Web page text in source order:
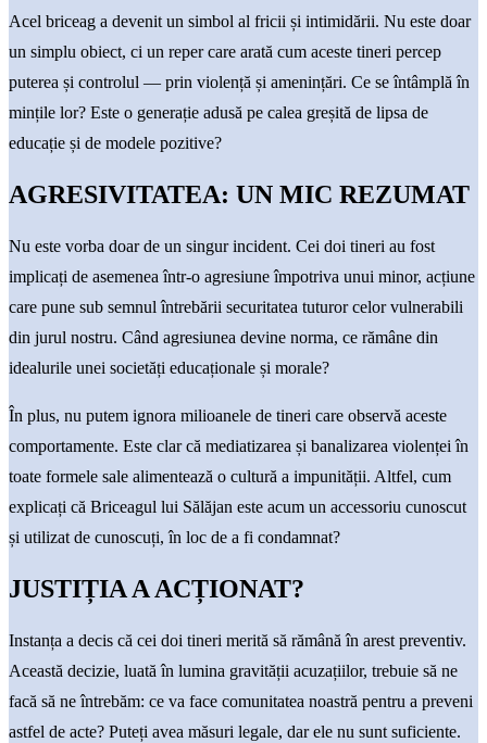
Acel briceag a devenit un simbol al fricii și intimidării. Nu este doar
un simplu obiect, ci un reper care arată cum aceste tineri percep
puterea și controlul — prin violență și amenințări. Ce se întâmplă în
mințile lor? Este o generație adusă pe calea greșită de lipsa de
educație și de modele pozitive?
AGRESIVITATEA: UN MIC REZUMAT
Nu este vorba doar de un singur incident. Cei doi tineri au fost
implicați de asemenea într-o agresiune împotriva unui minor, acțiune
care pune sub semnul întrebării securitatea tuturor celor vulnerabili
din jurul nostru. Când agresiunea devine norma, ce rămâne din
idealurile unei societăți educaționale și morale?
În plus, nu putem ignora milioanele de tineri care observă aceste
comportamente. Este clar că mediatizarea și banalizarea violenței în
toate formele sale alimentează o cultură a impunității. Altfel, cum
explicați că Briceagul lui Sălăjan este acum un accessoriu cunoscut
și utilizat de cunoscuți, în loc de a fi condamnat?
JUSTIȚIA A ACȚIONAT?
Instanța a decis că cei doi tineri merită să rămână în arest preventiv.
Această decizie, luată în lumina gravității acuzațiilor, trebuie să ne
facă să ne întrebăm: ce va face comunitatea noastră pentru a preveni
astfel de acte? Puteți avea măsuri legale, dar ele nu sunt suficiente.